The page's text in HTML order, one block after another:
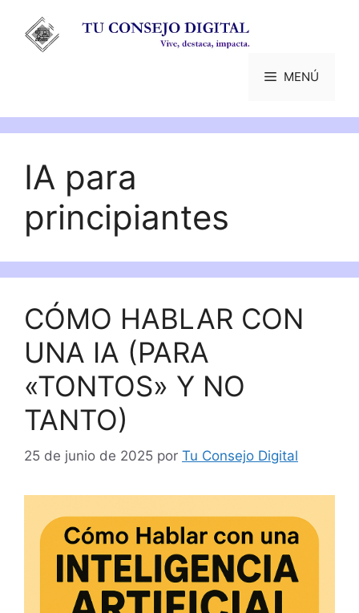
contenido
MENÚ
IA para
principiantes
CÓMO HABLAR CON
UNA IA (PARA
«TONTOS» Y NO
TANTO)
25 de junio de 2025 por Tu Consejo Digital